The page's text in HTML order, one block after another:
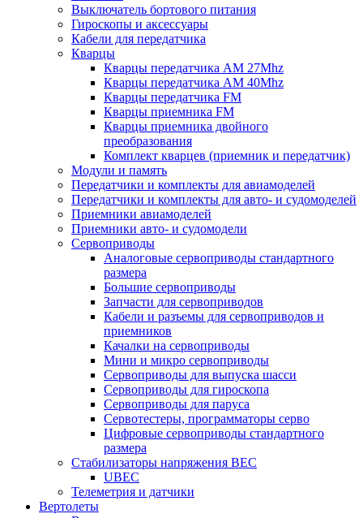
Выключатель бортового питания
Гироскопы и аксессуары
Кабели для передатчика
Кварцы
Кварцы передатчика AM 27Mhz
Кварцы передатчика AM 40Mhz
Кварцы передатчика FM
Кварцы приемника FM
Кварцы приемника двойного
преобразования
Комплект кварцев (приемник и передатчик)
Модули и память
Передатчики и комплекты для авиамоделей
Передатчики и комплекты для авто- и судомоделей
Приемники авиамоделей
Приемники авто- и судомодели
Сервоприводы
Аналоговые сервоприводы стандартного
размера
Большие сервоприводы
Запчасти для сервоприводов
Кабели и разъемы для сервоприводов и
приемников
Качалки на сервоприводы
Мини и микро сервоприводы
Сервоприводы для выпуска шасси
Сервоприводы для гироскопа
Сервоприводы для паруса
Сервотестеры, программаторы серво
Цифровые сервоприводы стандартного
размера
Стабилизаторы напряжения BEC
UBEC
Телеметрия и датчики
Вертолеты